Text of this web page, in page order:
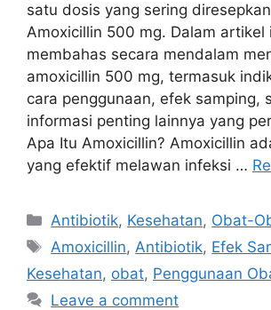
satu dosis yang sering
Amoxicillin 500 mg. Dalam artikel
membahas secara mendalam
amoxicillin 500 mg, termasuk
cara penggunaan, efek samping,
informasi penting lainnya yang
Apa Itu Amoxicillin? Amoxicillin
yang efektif melawan infeksi …
Categories
Antibiotik, Kesehatan, Obat-
Tags
Amoxicillin,Antibiotik, Efek
Kesehatan, obat, Penggunaan
Leave a comment